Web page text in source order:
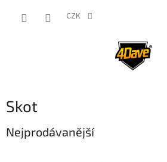
CZK
Skot
Nejprodávanější